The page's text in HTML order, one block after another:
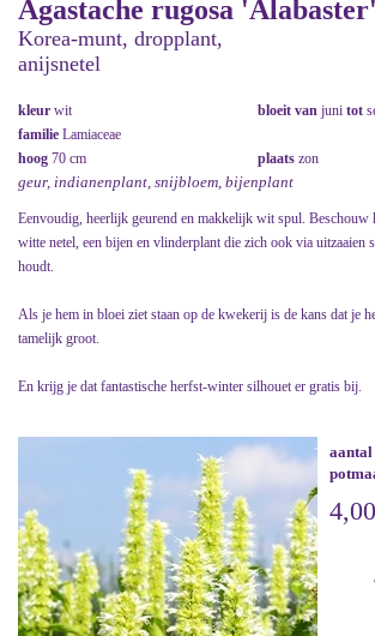
Agastache rugosa 'Alabaster'
Korea-munt, dropplant,
anijsnetel
kleur wit bloeit van juni tot
familie Lamiaceae
hoog 70 cm plaats zon
geur, indianenplant, snijbloem, bijenplant
Eenvoudig, heerlijk geurend en makkelijk wit spul. Beschouw
witte netel, een bijen en vlinderplant die zich ook via uitzaaien
houdt.
Als je hem in bloei ziet staan op de kwekerij is de kans dat je
tamelijk groot.
En krijg je dat fantastische herfst-winter silhouet er gratis bij.